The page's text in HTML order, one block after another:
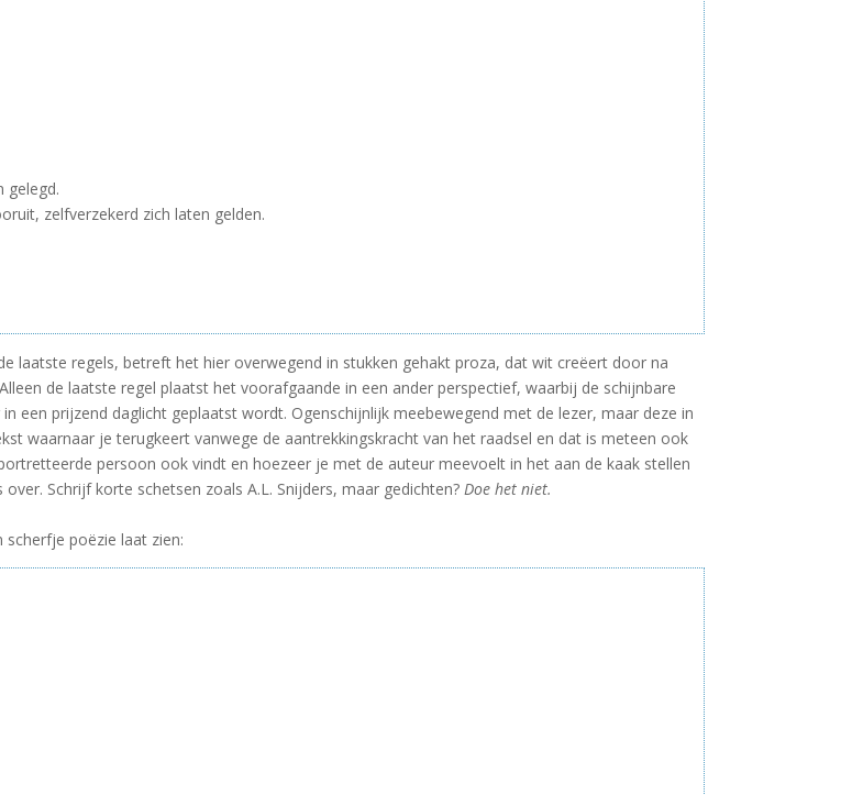
gelegd.
zelfverzekerd zich laten gelden.
laatste regels, betreft het hier overwegend in stukken gehakt proza, dat wit creëert door na
de laatste regel plaatst het voorafgaande in een ander perspectief, waarbij de schijnbare
een prijzend daglicht geplaatst wordt. Ogenschijnlijk meebewegend met de lezer, maar deze in
waarnaar je terugkeert vanwege de aantrekkingskracht van het raadsel en dat is meteen ook
persoon ook vindt en hoezeer je met de auteur meevoelt in het aan de kaak stellen
Schrijf korte schetsen zoals A.L. Snijders, maar gedichten?Doe het niet.
poëzie laat zien: